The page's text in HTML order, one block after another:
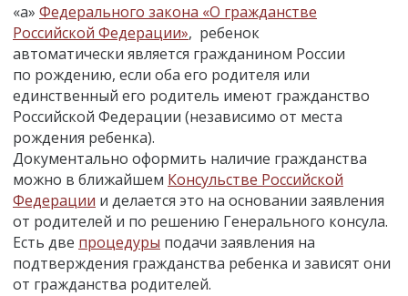
«а» Федерального закона «О гражданстве
Российской Федерации», ребенок
автоматически является гражданином России
по рождению, если оба его родителя или
единственный его родитель имеют гражданство
Российской Федерации (независимо от места
рождения ребенка).
Документально оформить наличие гражданства
можно в ближайшем Консульстве Российской
Федерации и делается это на основании заявления
от родителей и по решению Генерального консула.
Есть две процедуры подачи заявления на
подтверждения гражданства ребенка и зависят они
от гражданства родителей.